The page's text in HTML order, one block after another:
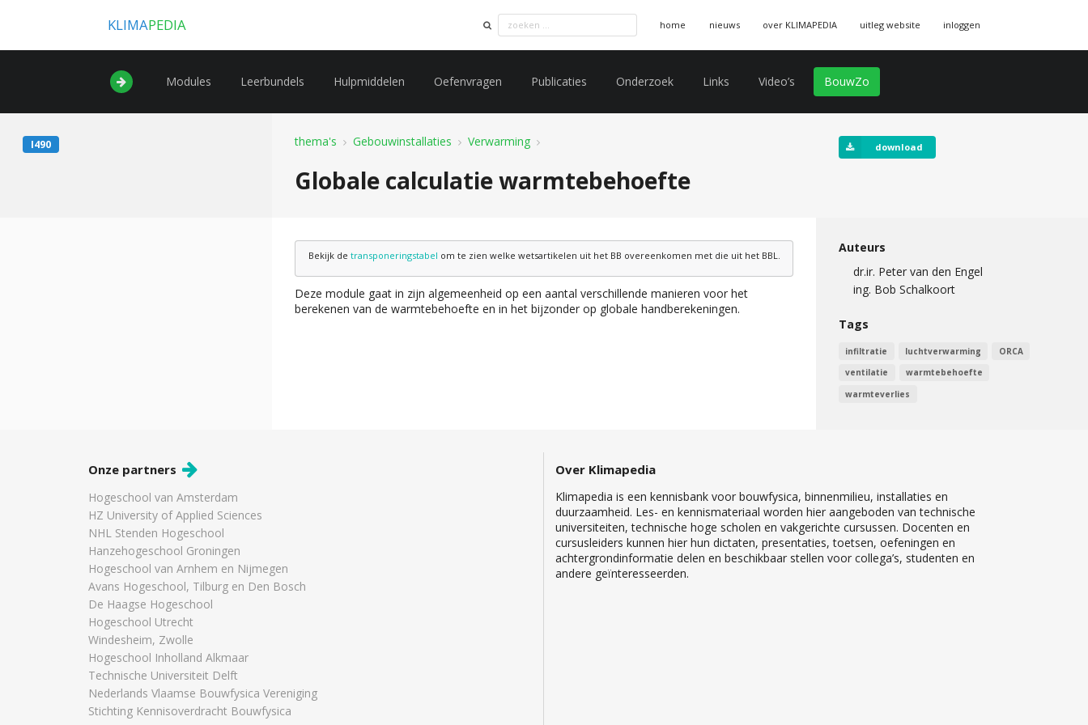
KLIMAPEDIA home nieuws over KLIMAPEDIA uitleg website inloggen
Modules Leerbundels Hulpmiddelen Oefenvragen Publicaties Onderzoek Links Video’s BouwZo
I490 thema's Gebouwinstallaties Verwarming
Globale calculatie warmtebehoefte
download
Bekijk de transponeringstabel om te zien welke wetsartikelen uit het BB overeenkomen met die uit het BBL.
Deze module gaat in zijn algemeenheid op een aantal verschillende manieren voor het
berekenen van de warmtebehoefte en in het bijzonder op globale handberekeningen.
Auteurs
dr.ir. Peter van den Engel
ing. Bob Schalkoort
Tags
infiltratie luchtverwarming
ORCA
ventilatie
warmtebehoefte
warmteverlies
Onze partners
Hogeschool van Amsterdam
HZ University of Applied Sciences
NHL Stenden Hogeschool
Hanzehogeschool Groningen
Hogeschool van Arnhem en Nijmegen
Avans Hogeschool, Tilburg en Den Bosch
De Haagse Hogeschool
Hogeschool Utrecht
Windesheim, Zwolle
Hogeschool Inholland Alkmaar
Technische Universiteit Delft
Nederlands Vlaamse Bouwfysica Vereniging
Stichting Kennisoverdracht Bouwfysica
Over Klimapedia
Klimapedia is een kennisbank voor bouwfysica, binnenmilieu, installaties en
duurzaamheid. Les- en kennismateriaal worden hier aangeboden van technische
universiteiten, technische hoge scholen en vakgerichte cursussen. Docenten en
cursusleiders kunnen hier hun dictaten, presentaties, toetsen, oefeningen en
achtergrondinformatie delen en beschikbaar stellen voor collega’s, studenten en
andere geïnteresseerden.